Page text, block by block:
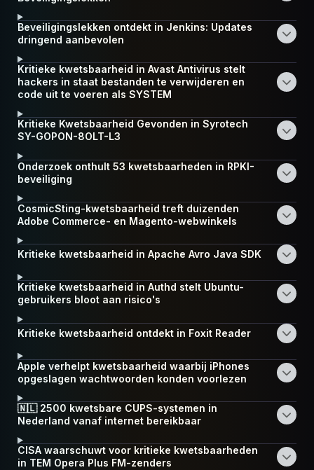
Beveiligingslekken ontdekt in Jenkins: Updates
dringend aanbevolen
Kritieke kwetsbaarheid in Avast Antivirus stelt
hackers in staat bestanden te verwijderen en
code uit te voeren als SYSTEM
Kritieke Kwetsbaarheid Gevonden in Syrotech
SY-GOPON-8OLT-L3
Onderzoek onthult 53 kwetsbaarheden in RPKI-
beveiliging
CosmicSting-kwetsbaarheid treft duizenden
Adobe Commerce- en Magento-webwinkels
Kritieke kwetsbaarheid in Apache Avro Java SDK
Kritieke kwetsbaarheid in Authd stelt Ubuntu-
gebruikers bloot aan risico's
Kritieke kwetsbaarheid ontdekt in Foxit Reader
Apple verhelpt kwetsbaarheid waarbij iPhones
opgeslagen wachtwoorden konden voorlezen
🇳🇱 2500 kwetsbare CUPS-systemen in
Nederland vanaf internet bereikbaar
CISA waarschuwt voor kritieke kwetsbaarheden
in TEM Opera Plus FM-zenders